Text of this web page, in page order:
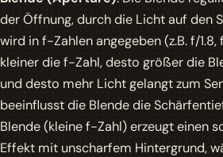
der Öffnung, durch die Licht auf den
wird in f-Zahlen angegeben (z.B. f/1.8,
kleiner die f-Zahl, desto größer die
und desto mehr Licht gelangt zum
beeinflusst die Blende die
Blende (kleine f-Zahl) erzeugt einen
Effekt mit unscharfem Hintergrund,